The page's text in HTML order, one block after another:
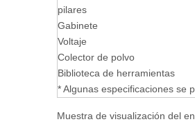
pilares
Gabinete
Voltaje
Colector de polvo
Biblioteca de herramientas
* Algunas especificaciones se
Muestra de visualización del